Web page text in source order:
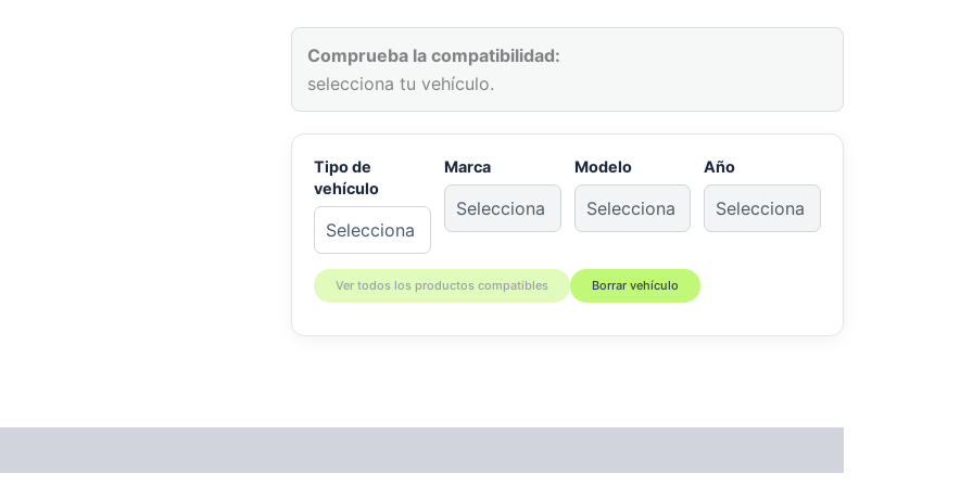
450R
cantidad
Comprueba la compatibilidad:
selecciona tu vehículo.
Tipo de
vehículo
Marca Modelo Año
Ver todos los productos compatibles Borrar vehículo